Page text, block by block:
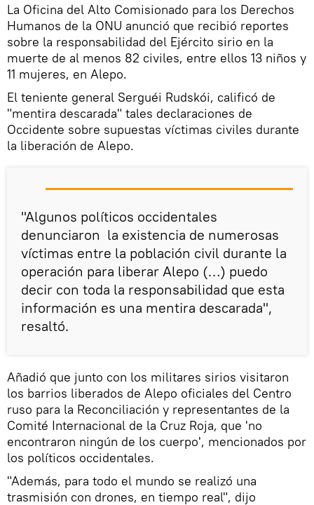
La Oficina del Alto Comisionado para los Derechos
Humanos de la ONU anunció que recibió reportes
sobre la responsabilidad del Ejército sirio en la
muerte de al menos 82 civiles, entre ellos 13 niños y
11 mujeres, en Alepo.
El teniente general Serguéi Rudskói, calificó de
"mentira descarada" tales declaraciones de
Occidente sobre supuestas víctimas civiles durante
la liberación de Alepo.
"Algunos políticos occidentales
denunciaron la existencia de numerosas
víctimas entre la población civil durante la
operación para liberar Alepo (…) puedo
decir con toda la responsabilidad que esta
información es una mentira descarada",
resaltó.
Añadió que junto con los militares sirios visitaron
los barrios liberados de Alepo oficiales del Centro
ruso para la Reconciliación y representantes de la
Comité Internacional de la Cruz Roja, que 'no
encontraron ningún de los cuerpo', mencionados por
los políticos occidentales.
"Además, para todo el mundo se realizó una
trasmisión con drones, en tiempo real", dijo